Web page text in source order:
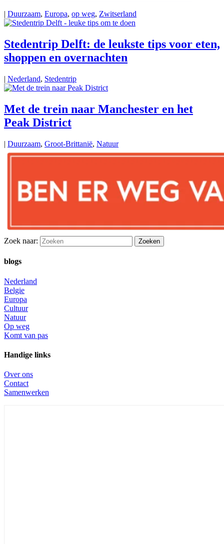
| Duurzaam, Europa, op weg, Zwitserland
Stedentrip Delft: de leukste tips voor eten,
shoppen en overnachten
| Nederland, Stedentrip
Met de trein naar Manchester en het
Peak District
| Duurzaam, Groot-Brittanië, Natuur
Zoek naar:
blogs
Nederland
Belgie
Europa
Cultuur
Natuur
Op weg
Komt van pas
Handige links
Over ons
Contact
Samenwerken